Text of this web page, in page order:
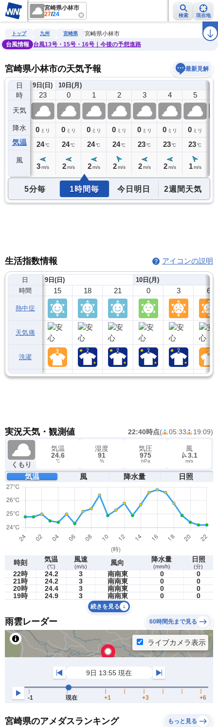
宮崎県小林市
27/24 検索 現在地
雨雲レーダー 台風情報 地震情報 ラ
トップ 九州 宮崎県
宮崎県小林市
台風情報
台風13号・15号・16号｜今後の予想進路
宮崎県小林市の天気予報 最新見解
日
時
天気
降水
気温
風
9日(日)
22
0ミリ
25℃
23
0 ミリ
24 ℃
3m/s
10日(月)
0
0 ミリ
24℃
2 m/s
1
0 ミリ
24℃
2 m/s
2
0 ミリ
24℃
2 m/s
3
0 ミリ
23℃
2 m/s
4
0 ミリ
23℃
2 m/s
5
0 ミリ
23℃
1 m/s
5分毎 1時間毎 今日明日 2週間天気
生活指数情報 アイコンの説明
日
時間
熱中症
天気痛
洗濯
9日(日)
15 18 21
10日(月)
0 3 6
実況天気・観測値 22:40時点( 05:33 19:09)
くもり
気温
24.6
℃
湿度
91
%
気圧
975
hPa
風
3.1
m/s
気温 風 降水量 日照
時刻 気温
(℃)
風速
(m/s) 風向 降水量
(mm/h)
日照
(分)
22時 24.2 3 南南東 0
0
21時
24.2 3 南南東 0
0
20時
24.4 3 南南東 0
0
19時
24.9 3 南南東 0 0
続きを見る
雨雲レーダー 60時間先まで見る
宮崎県のアメダスランキング もっと見る